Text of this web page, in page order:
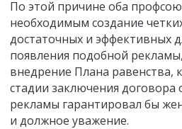
По этой причине оба
необходимым создание
достаточных и эффективных
появления подобной
внедрение Плана равенства,
стадии заключения
рекламы гарантировал бы
и должное уважение.